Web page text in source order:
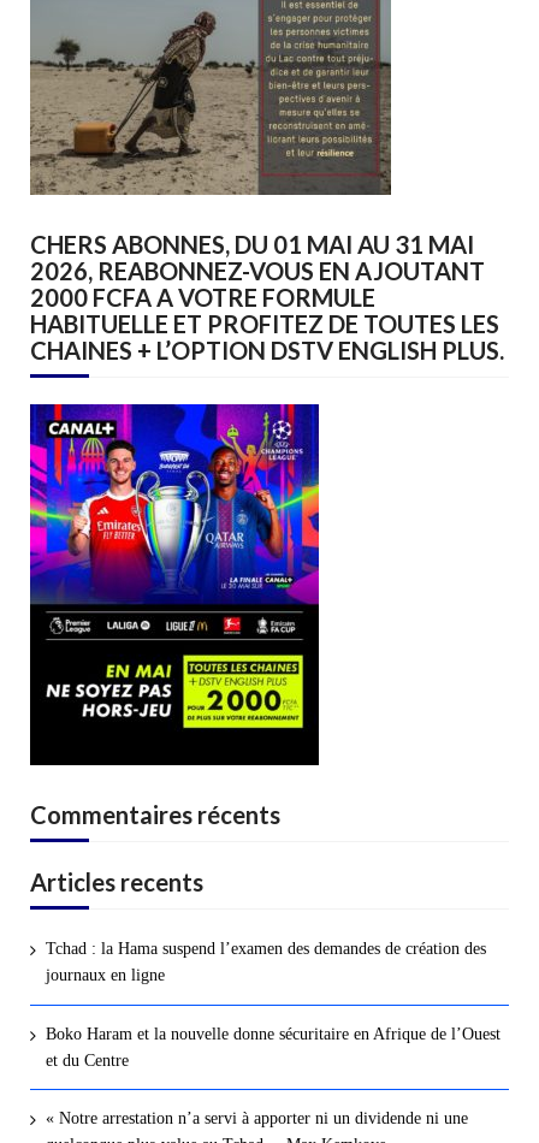
CHERS ABONNES, DU 01 MAI AU 31 MAI
2026, REABONNEZ-VOUS EN AJOUTANT
2000 FCFA A VOTRE FORMULE
HABITUELLE ET PROFITEZ DE TOUTES LES
CHAINES + L’OPTION DSTV ENGLISH PLUS.
Commentaires récents
Articles recents
Tchad : la Hama suspend l’examen des demandes de création des
journaux en ligne
Boko Haram et la nouvelle donne sécuritaire en Afrique de l’Ouest
et du Centre
« Notre arrestation n’a servi à apporter ni un dividende ni une